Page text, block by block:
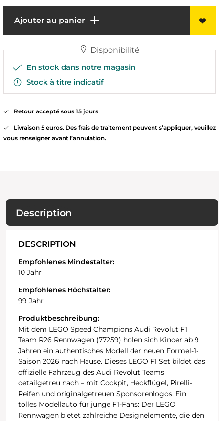
Ajouter au panier
Disponibilité
En stock dans notre magasin
Stock à titre indicatif
Retour accepté sous 15 jours
Livraison 5 euros. Des frais de traitement peuvent s’appliquer, veuillez
vous renseigner avant l’annulation.
Description
DESCRIPTION
Empfohlenes Mindestalter:
10 Jahr
Empfohlenes Höchstalter:
99 Jahr
Produktbeschreibung:
Mit dem LEGO Speed Champions Audi Revolut F1
Team R26 Rennwagen (77259) holen sich Kinder ab 9
Jahren ein authentisches Modell der neuen Formel-1-
Saison 2026 nach Hause. Dieses LEGO F1 Set bildet das
offizielle Fahrzeug des Audi Revolut Teams
detailgetreu nach – mit Cockpit, Heckflügel, Pirelli-
Reifen und originalgetreuen Sponsorenlogos. Ein
tolles Modellauto für junge F1-Fans: Der LEGO
Rennwagen bietet zahlreiche Designelemente, die den